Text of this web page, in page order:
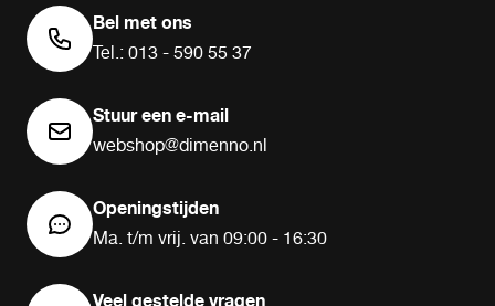
Bel met ons
Tel.: 013 - 590 55 37
Stuur een e-mail
webshop@dimenno.nl
Openingstijden
Ma. t/m vrij. van 09:00 - 16:30